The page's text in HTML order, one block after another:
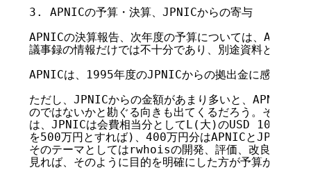
3. APNICの予算・決算、JPNICからの寄与
APNICの決算報告、次年度の予算については、
議事録の情報だけでは不十分であり、別途資料として
APNICは、1995年度のJPNICからの拠出金に感謝して
ただし、JPNICからの金額があまり多いと、APNICが
のではないかと勘ぐる向きも出てくるだろう。そこで
は、JPNICは会費相当分としてL(大)のUSD 10,000
を500万円とすれば)、400万円分はAPNICとJPNICの
そのテーマとしてはrwhoisの開発、評価、改良などが
見れば、そのように目的を明確にした方が予算が有効